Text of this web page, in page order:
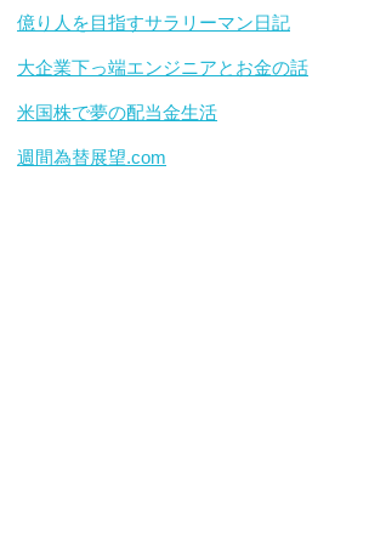
億り人を目指すサラリーマン日記
大企業下っ端エンジニアとお金の話
米国株で夢の配当金生活
週間為替展望.com